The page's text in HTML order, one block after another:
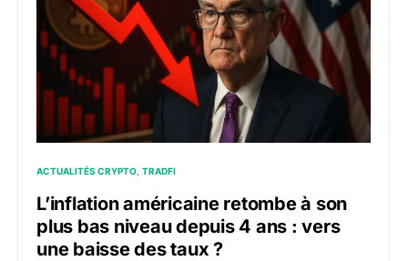
ACTUALITÉS CRYPTO TRADFI
L’inflation américaine retombe à son
plus bas niveau depuis 4 ans : vers
une baisse des taux ?